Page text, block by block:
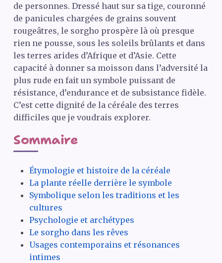
de personnes. Dressé haut sur sa tige, couronné
de panicules chargées de grains souvent
rougeâtres, le sorgho prospère là où presque
rien ne pousse, sous les soleils brûlants et dans
les terres arides d’Afrique et d’Asie. Cette
capacité à donner sa moisson dans l’adversité la
plus rude en fait un symbole puissant de
résistance, d’endurance et de subsistance fidèle.
C’est cette dignité de la céréale des terres
difficiles que je voudrais explorer.
Sommaire
Étymologie et histoire de la céréale
La plante réelle derrière le symbole
Symbolique selon les traditions et les
cultures
Psychologie et archétypes
Le sorgho dans les rêves
Usages contemporains et résonances
intimes